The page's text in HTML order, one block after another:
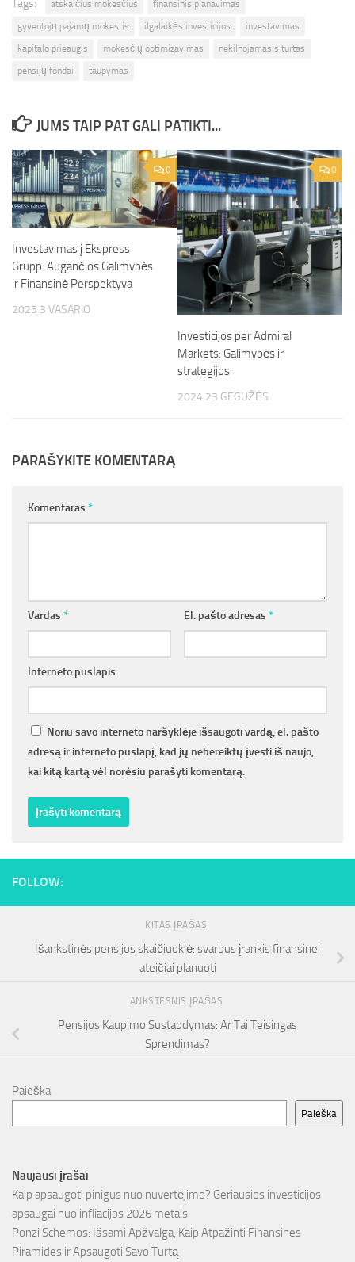
Tags: atskaičius mokesčius
finansinis planavimas
gyventojų pajamų mokestis
ilgalaikės investicijos
investavimas
kapitalo prieaugis
mokesčių optimizavimas
nekilnojamasis turtas
pensijų fondai
taupymas
JUMS TAIP PAT GALI PATIKTI...
0
Investavimas į Ekspress
Grupp: Augančios Galimybės
ir Finansinė Perspektyva
2025 3 VASARIO
0
Investicijos per Admiral
Markets: Galimybės ir
strategijos
2024 23 GEGUŽĖS
PARAŠYKITE KOMENTARĄ
Komentaras *
Vardas * El. pašto adresas *
Interneto puslapis
Noriu savo interneto naršyklėje išsaugoti vardą, el. pašto
adresą ir interneto puslapį, kad jų nebereiktų įvesti iš naujo,
kai kitą kartą vėl norėsiu parašyti komentarą.
FOLLOW:
KITAS ĮRAŠAS
Išankstinės pensijos skaičiuoklė: svarbus įrankis finansinei
ateičiai planuoti
ANKSTESNIS ĮRAŠAS
Pensijos Kaupimo Sustabdymas: Ar Tai Teisingas
Sprendimas?
Paieška
Paieška
Naujausi įrašai
Kaip apsaugoti pinigus nuo nuvertėjimo? Geriausios investicijos
apsaugai nuo infliacijos 2026 metais
Ponzi Schemos: Išsami Apžvalga, Kaip Atpažinti Finansines
Piramides ir Apsaugoti Savo Turtą